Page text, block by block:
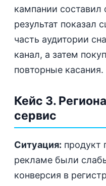
кампании составил
результат показал
часть аудитории
канал, а затем
повторные касания.
Кейс 3.
сервис
Ситуация: продукт
рекламе были
конверсия в